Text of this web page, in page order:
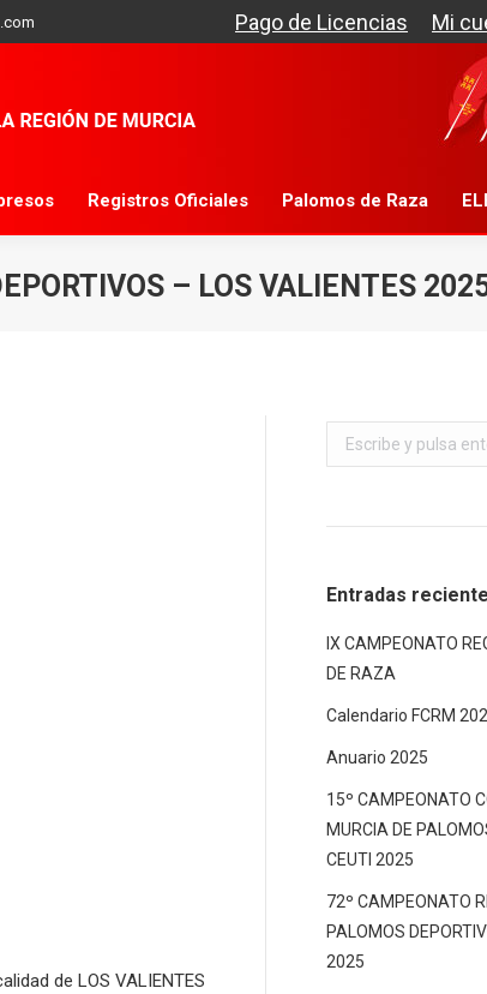
Pago de Licencias Mi
Registros Oficiales Palomos de Raza
– LOS VALIENTES
de LOS VALIENTES
Buscar:
Entradas
IX CAMPEONATO
DE RAZA
Calendario FCRM
Anuario 2025
15º CAMPEONATO
MURCIA DE
CEUTI 2025
72º CAMPEONATO
PALOMOS
2025
Registros Oficiales Palomos de